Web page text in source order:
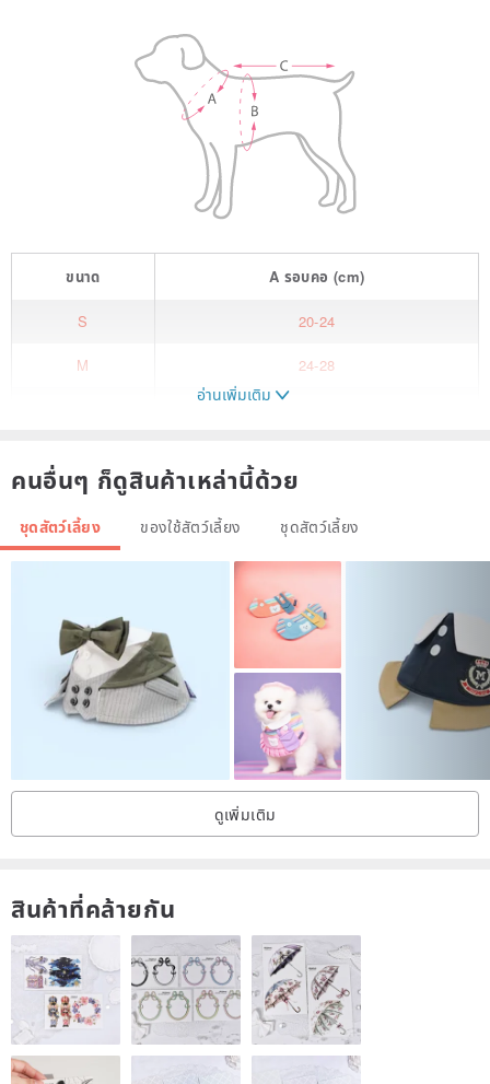
ขนาด A รอบคอ (cm)
S 20-24
M 24-28
XXL
3XL 40-46
Scarves should be hand washed in cold or lukewarm water, not
machine washable or rinsed.
The cloak is mainly made of buttons, and the fabric is light and not
heavy
อ่านเพิ่มเติม
คนอื่นๆ ก็ดูสินค้าเหล่านี้ด้วย
ชุดสัตว์เลี้ยง ของใช้สัตว์เลี้ยง ชุดสัตว์เลี้ยง
ดูเพิ่มเติม
สินค้าที่คล้ายกัน